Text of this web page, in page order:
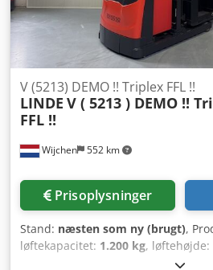
Wijchen 552 km
V (5213) DEMO !! Triplex FFL !!
LINDE V ( 5213 ) DEMO !!
FFL !!
Prisoplysninger
Stand: næsten som ny (brugt),
løftekapacitet: 1.200 kg, løftehøjde:
,